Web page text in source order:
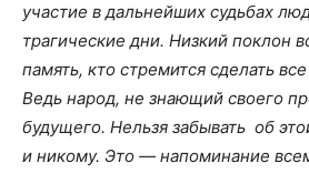
участие в дальнейших судьбах
трагические дни. Низкий поклон
память, кто стремится сделать
Ведь народ, не знающий своего
будущего. Нельзя забывать об
и никому. Это — напоминание